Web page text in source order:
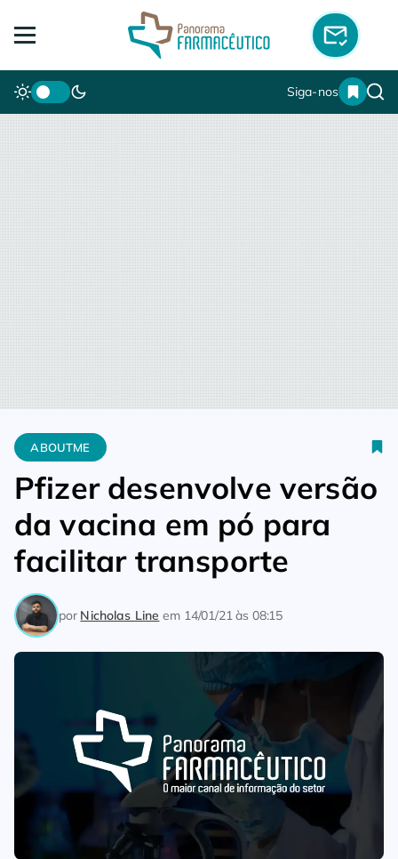
Siga-nos
Home Aboutme Pfizer desenvolve versão da vacina em pó
ABOUTME
Pfizer desenvolve versão
da vacina em pó para
facilitar transporte
por Nicholas Line em 14/01/21 às 08:15